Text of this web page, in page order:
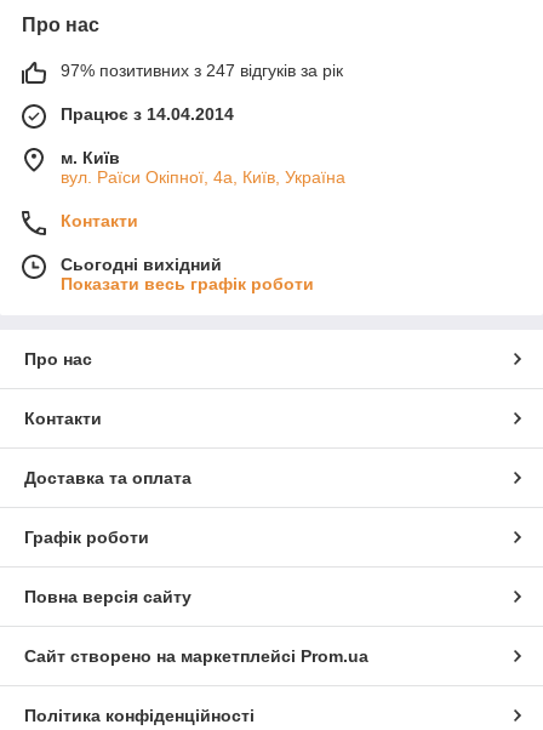
Про нас
97% позитивних з 247 відгуків за рік
Працює з 14.04.2014
м. Київ
вул. Раїси Окіпної, 4а, Київ, Україна
Контакти
Сьогодні вихідний
Показати весь графік роботи
Про нас
Контакти
Доставка та оплата
Графік роботи
Повна версія сайту
Сайт створено на маркетплейсі Prom.ua
Політика конфіденційності